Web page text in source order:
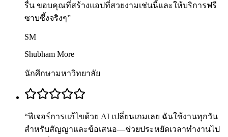
รื่น ขอบคุณที่สร้างแอปที่สวยงามเช่นนี้และให้บริการฟรี
ซาบซึ้งจริงๆ”
SM
Shubham More
นักศึกษามหาวิทยาลัย
“ฟีเจอร์การแก้ไขด้วย AI เปลี่ยนเกมเลย ฉันใช้งานทุกวัน
สำหรับสัญญาและข้อเสนอ—ช่วยประหยัดเวลาทำงานไป